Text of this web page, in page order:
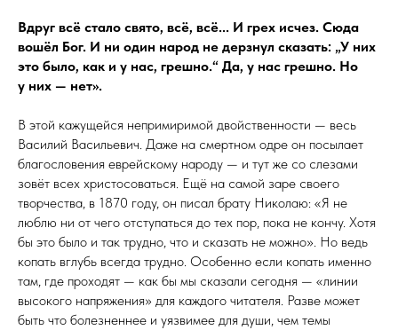
Вдруг всё стало свято, всё, всё... И грех исчез. Сюда
вошёл Бог. И ни один народ не дерзнул сказать: „У них
это было, как и у нас, грешно.“ Да, у нас грешно. Но
у них — нет».
В этой кажущейся непримиримой двойственности — весь
Василий Васильевич. Даже на смертном одре он посылает
благословения еврейскому народу — и тут же со слезами
зовёт всех христосоваться. Ещё на самой заре своего
творчества, в 1870 году, он писал брату Николаю: «Я не
люблю ни от чего отступаться до тех пор, пока не кончу. Хотя
бы это было и так трудно, что и сказать не можно». Но ведь
копать вглубь всегда трудно. Особенно если копать именно
там, где проходят — как бы мы сказали сегодня — «линии
высокого напряжения» для каждого читателя. Разве может
быть что болезненнее и уязвимее для души, чем темы